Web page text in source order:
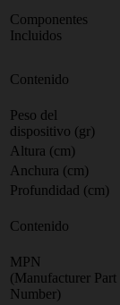
Componentes
Incluidos
Contenido
Peso del
dispositivo (gr)
Altura (cm)
Anchura (cm)
Profundidad (cm)
Contenido
MPN
(Manufacturer Part
Number)